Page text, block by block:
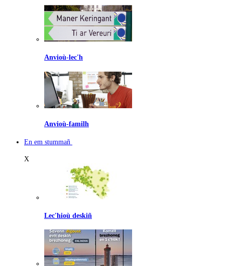
Anvioù-lec'h
Anvioù-familh
En em stummañ
X
Lec'hioù deskiñ